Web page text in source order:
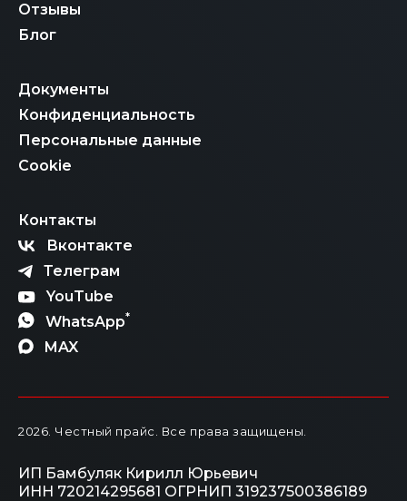
Отзывы
Блог
Документы
Конфиденциальность
Персональные данные
Cookie
Контакты
Вконтакте
Телеграм
YouTube
WhatsApp*
MAX
2026 . Честный прайс. Все права защищены.
ИП Бамбуляк Кирилл Юрьевич
ИНН 720214295681 ОГРНИП 319237500386189